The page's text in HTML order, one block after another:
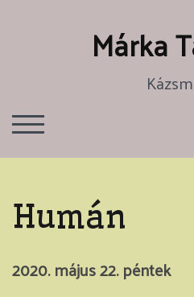
Márka
TOGGLE MOBILE MENU
Humán
2020. május 22. péntek